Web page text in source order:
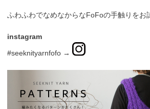
ふわふわでなめなからなFoFoの手触りをお
instagram
#seeknityarnfofo →